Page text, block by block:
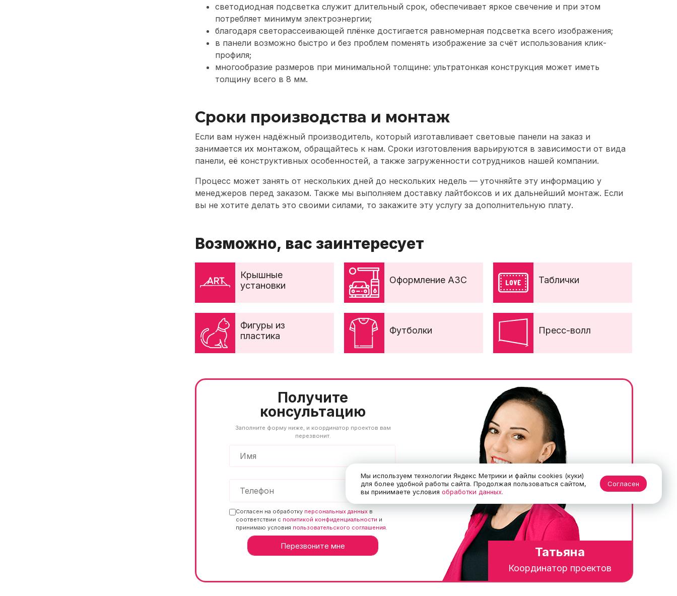
светодиодная подсветка служит длительный срок, обеспечивает яркое свечение и при этом
потребляет минимум электроэнергии;
благодаря светорассеивающей плёнке достигается равномерная подсветка всего изображения;
в панели возможно быстро и без проблем поменять изображение за счёт использования клик-
профиля;
многообразие размеров при минимальной толщине: ультратонкая конструкция может иметь
толщину всего в 8 мм.
Сроки производства и монтаж
Если вам нужен надёжный производитель, который изготавливает световые панели на заказ и
занимается их монтажом, обращайтесь к нам. Сроки изготовления варьируются в зависимости от вида
панели, её конструктивных особенностей, а также загруженности сотрудников нашей компании.
Процесс может занять от нескольких дней до нескольких недель — уточняйте эту информацию у
менеджеров перед заказом. Также мы выполняем доставку лайтбоксов и их дальнейший монтаж. Если
вы не хотите делать это своими силами, то закажите эту услугу за дополнительную плату.
Возможно, вас заинтересует
Крышные
установки
Оформление АЗС Таблички
Фигуры из
пластика
Футболки Пресс-волл
Получите
консультацию
Заполните форму ниже, и координатор проектов вам
перезвонит.
Согласен на обработку персональных данных в
соответствии с политикой конфиденциальности и
принимаю условия пользовательского соглашения
Татьяна
Координатор проектов
Мы используем технологии Яндекс Метрики и файлы cookies (куки)
для более удобной работы сайта. Продолжая пользоваться сайтом,
вы принимаете условия обработки данных.
Согласен